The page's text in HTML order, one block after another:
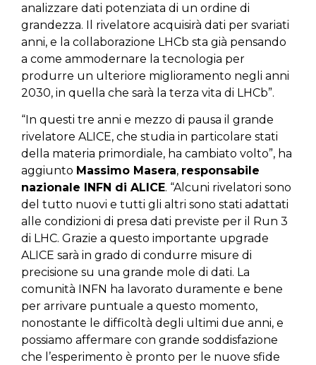
analizzare dati potenziata di un ordine di
grandezza. Il rivelatore acquisirà dati per svariati
anni, e la collaborazione LHCb sta già pensando
a come ammodernare la tecnologia per
produrre un ulteriore miglioramento negli anni
2030, in quella che sarà la terza vita di LHCb”.
“In questi tre anni e mezzo di pausa il grande
rivelatore ALICE, che studia in particolare stati
della materia primordiale, ha cambiato volto”, ha
aggiunto Massimo Masera, responsabile
nazionale INFN di ALICE. “Alcuni rivelatori sono
del tutto nuovi e tutti gli altri sono stati adattati
alle condizioni di presa dati previste per il Run 3
di LHC. Grazie a questo importante upgrade
ALICE sarà in grado di condurre misure di
precisione su una grande mole di dati. La
comunità INFN ha lavorato duramente e bene
per arrivare puntuale a questo momento,
nonostante le difficoltà degli ultimi due anni, e
possiamo affermare con grande soddisfazione
che l’esperimento è pronto per le nuove sfide